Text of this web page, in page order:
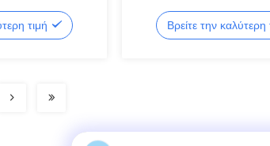
τιμή
10Kg 20Kg 30Kg 50Kg
φορτίουΒρείτε την καλύτερη